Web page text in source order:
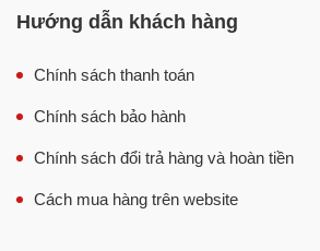
hơn cho người sử dụng.
Thiết kế gọn, không chiếm
bạn có thể đặt máy ở cả các không
không lo làm tốn diện tích. Thân
quán của bạn.
Hướng dẫn khách hàng
Chính sách thanh toán
Chính sách bảo hành
Chính sách đổi trả hàng và hoàn tiền
Cách mua hàng trên website